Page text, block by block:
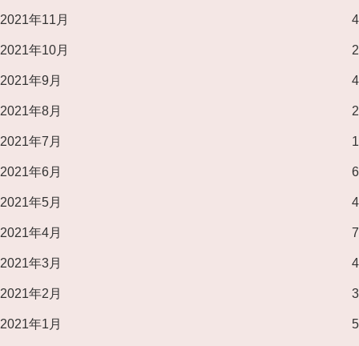
2021年11月 4
2021年10月 2
2021年9月 4
2021年8月 2
2021年7月 1
2021年6月 6
2021年5月 4
2021年4月 7
2021年3月 4
2021年2月 3
2021年1月 5